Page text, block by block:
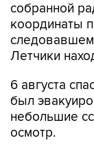
собранной
координаты
Летчики
6 августа
был
небольшие
осмотр.